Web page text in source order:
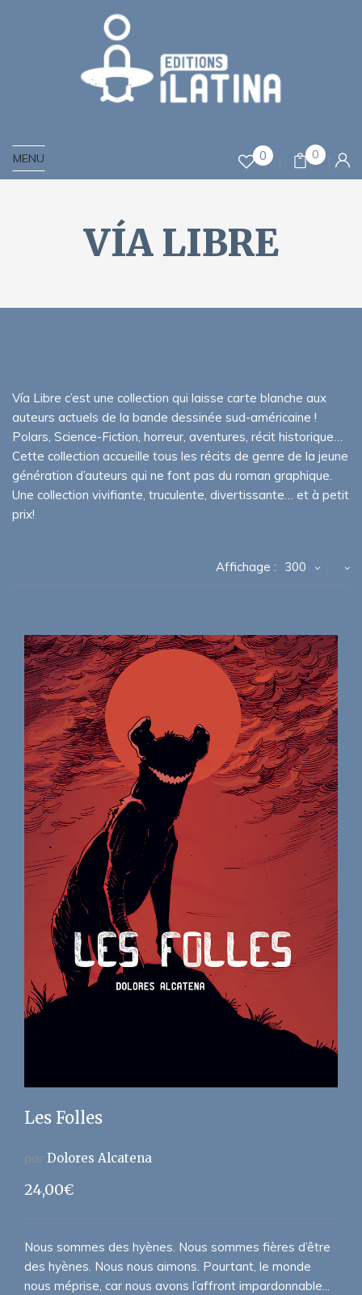
MENU 0 0
VÍA LIBRE
Vía Libre c’est une collection qui laisse carte blanche aux
auteurs actuels de la bande dessinée sud-américaine !
Polars, Science-Fiction, horreur, aventures, récit historique…
Cette collection accueille tous les récits de genre de la jeune
génération d’auteurs qui ne font pas du roman graphique.
Une collection vivifiante, truculente, divertissante… et à petit
prix!
Affichage : 300
Les Folles
par Dolores Alcatena
24,00€
Nous sommes des hyènes. Nous sommes fières d’être
des hyènes. Nous nous aimons. Pourtant, le monde
nous méprise, car nous avons l’affront impardonnable...